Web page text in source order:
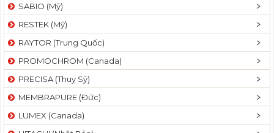
SABIO (Mỹ)
RESTEK (Mỹ)
RAYTOR (Trung Quốc)
PROMOCHROM (Canada)
PRECISA (Thuỵ Sỹ)
MEMBRAPURE (Đức)
LUMEX (Canada)